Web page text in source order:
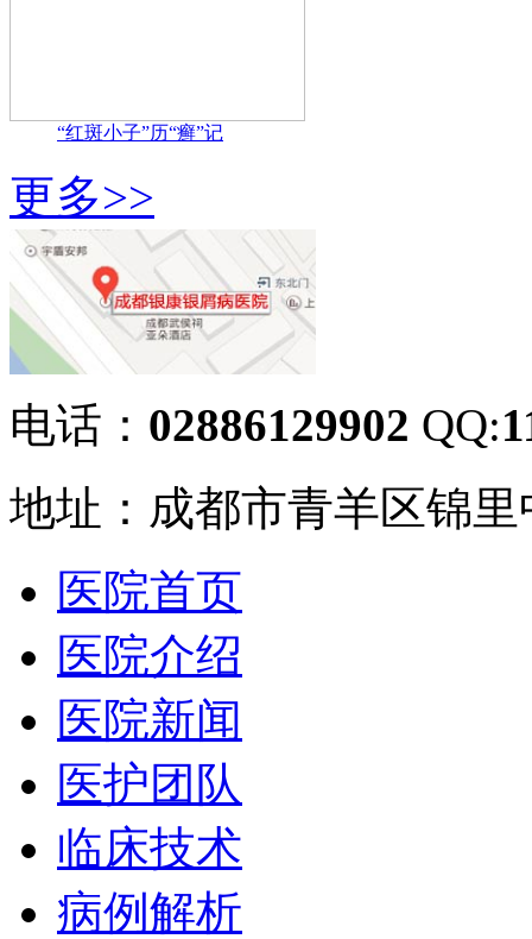
“红斑小子”历“癣”记
更多>>
电话： 02886129902 QQ:
地址：成都市青羊区锦里
医院首页
医院介绍
医院新闻
医护团队
临床技术
病例解析